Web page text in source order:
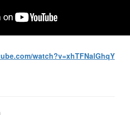
watch?v=xhTFNalGhqY